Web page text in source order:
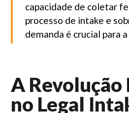
capacidade de coletar
processo de intake e
demanda é crucial para
A
no Legal